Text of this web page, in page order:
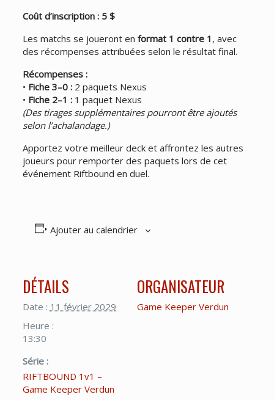
Coût d’inscription : 5 $
Les matchs se joueront en format 1 contre 1 , avec
des récompenses attribuées selon le résultat final.
Récompenses :
• Fiche 3–0 :2 paquets Nexus
• Fiche 2–1 :1 paquet Nexus
(Des tirages supplémentaires pourront être ajoutés
selon l’achalandage.)
Apportez votre meilleur deck et affrontez les autres
joueurs pour remporter des paquets lors de cet
événement Riftbound en duel.
Ajouter au calendrier
DÉTAILS
Date : 11 février 2029
Heure :
13:30
Série :
RIFTBOUND 1v1 –
Game Keeper Verdun
ORGANISATEUR
Game Keeper Verdun